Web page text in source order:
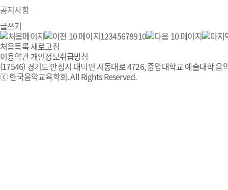
공지사항
글쓰기
12345678910
처음목록새로고침
이용약관개인정보취급방침
(17546) 경기도 안성시 대덕면 서동대로 4726, 중앙대학교 예술대학 음
ⓒ 한국음악교육학회. All Rights Reserved.